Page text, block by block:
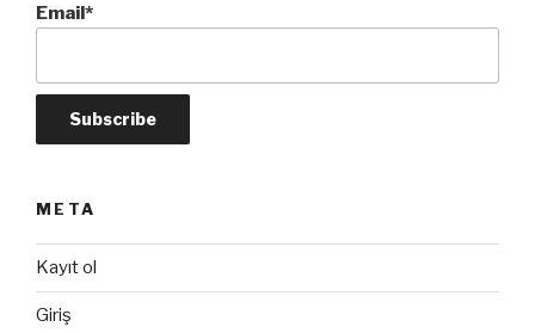
Email*
META
Kayıt ol
Giriş